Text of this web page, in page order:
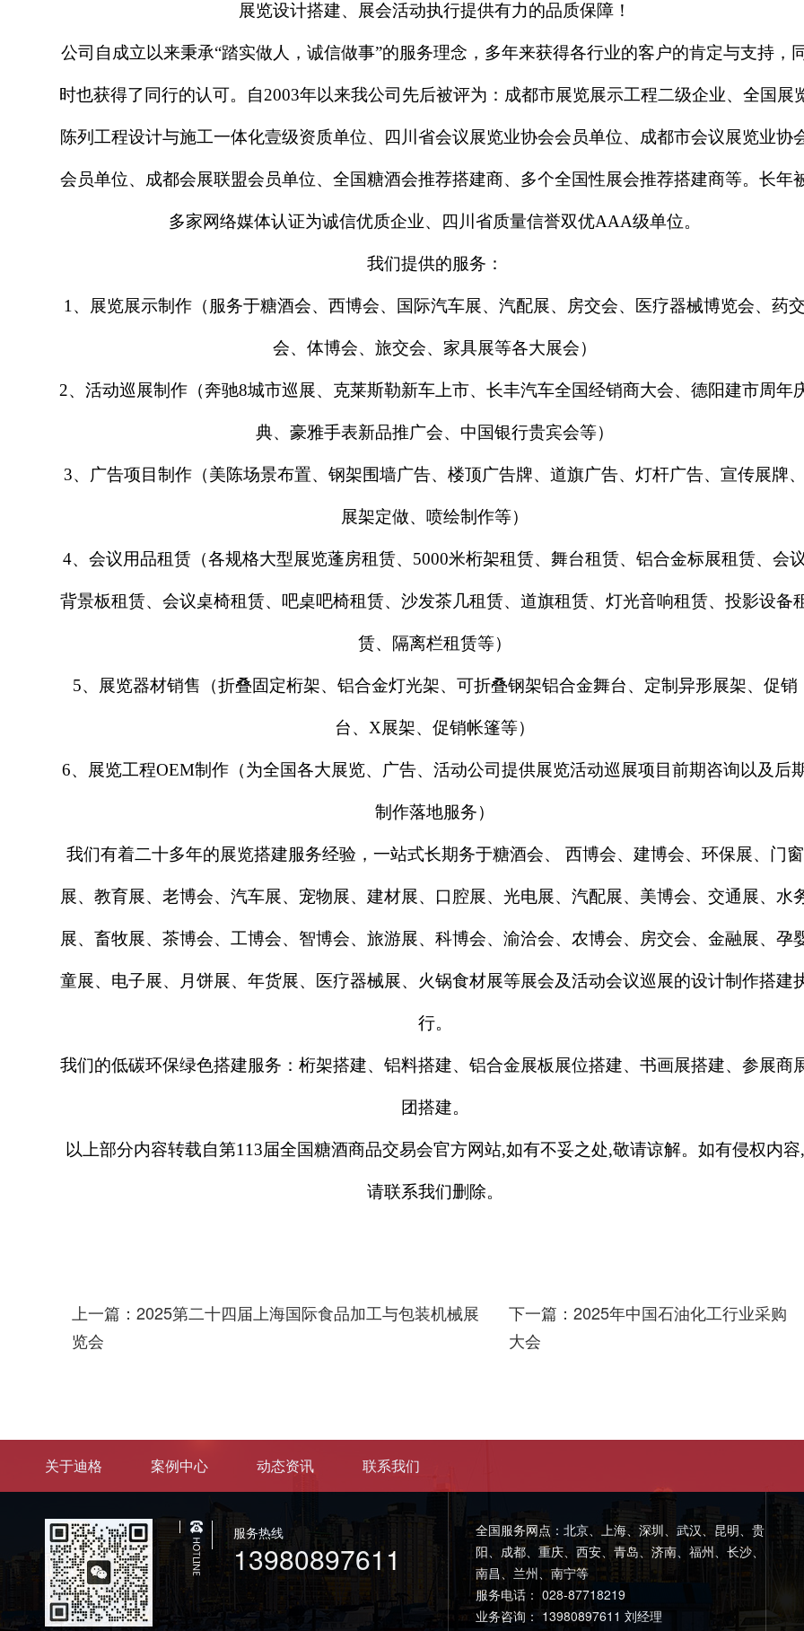
展览设计搭建、展会活动执行提供有力的品质保障！
公司自成立以来秉承“踏实做人，诚信做事”的服务理念，多年来获得各行业的客户的肯定与支持，
时也获得了同行的认可。自2003年以来我公司先后被评为：成都市展览展示工程二级企业、全国展
陈列工程设计与施工一体化壹级资质单位、四川省会议展览业协会会员单位、成都市会议展览业协
会员单位、成都会展联盟会员单位、全国糖酒会推荐搭建商、多个全国性展会推荐搭建商等。长年
多家网络媒体认证为诚信优质企业、四川省质量信誉双优AAA级单位。
我们提供的服务：
1、展览展示制作（服务于糖酒会、西博会、国际汽车展、汽配展、房交会、医疗器械博览会、药交
会、体博会、旅交会、家具展等各大展会）
2、活动巡展制作（奔驰8城市巡展、克莱斯勒新车上市、长丰汽车全国经销商大会、德阳建市周年
典、豪雅手表新品推广会、中国银行贵宾会等）
3、广告项目制作（美陈场景布置、钢架围墙广告、楼顶广告牌、道旗广告、灯杆广告、宣传展牌、
展架定做、喷绘制作等）
4、会议用品租赁（各规格大型展览蓬房租赁、5000米桁架租赁、舞台租赁、铝合金标展租赁、会议
背景板租赁、会议桌椅租赁、吧桌吧椅租赁、沙发茶几租赁、道旗租赁、灯光音响租赁、投影设备
赁、隔离栏租赁等）
5、展览器材销售（折叠固定桁架、铝合金灯光架、可折叠钢架铝合金舞台、定制异形展架、促销
台、X展架、促销帐篷等）
6、展览工程OEM制作（为全国各大展览、广告、活动公司提供展览活动巡展项目前期咨询以及后
制作落地服务）
我们有着二十多年的展览搭建服务经验，一站式长期务于糖酒会、 西博会、建博会、环保展、门窗
展、教育展、老博会、汽车展、宠物展、建材展、口腔展、光电展、汽配展、美博会、交通展、水
展、畜牧展、茶博会、工博会、智博会、旅游展、科博会、渝洽会、农博会、房交会、金融展、孕
童展、电子展、月饼展、年货展、医疗器械展、火锅食材展等展会及活动会议巡展的设计制作搭建
行。
我们的低碳环保绿色搭建服务：桁架搭建、铝料搭建、铝合金展板展位搭建、书画展搭建、参展商
团搭建。
以上部分内容转载自第11 3届全国糖酒商品交易会官方网站,如有不妥之处,敬请谅解。如有侵权内容,
请联系我们删除。
上一篇：2025第二十四届上海国际食品加工与包装机械展
览会
下一篇：2025年中国石油化工行业采购
大会
关于迪格 案例中心 动态资讯 联系我们
服务热线
13980897611
全国服务网点：北京、上海、深圳、武汉、昆明、贵
阳、成都、重庆、西安、青岛、济南、福州、长沙、
南昌、兰州、南宁等
服务电话： 028-87718219
业务咨询： 13980897611 刘经理